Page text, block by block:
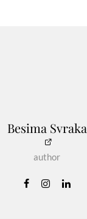
Besima Svraka
author